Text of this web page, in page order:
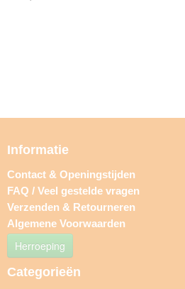
Informatie
Contact & Openingstijden
FAQ / Veel gestelde vragen
Verzenden & Retourneren
Algemene Voorwaarden
Herroeping
Categorieën